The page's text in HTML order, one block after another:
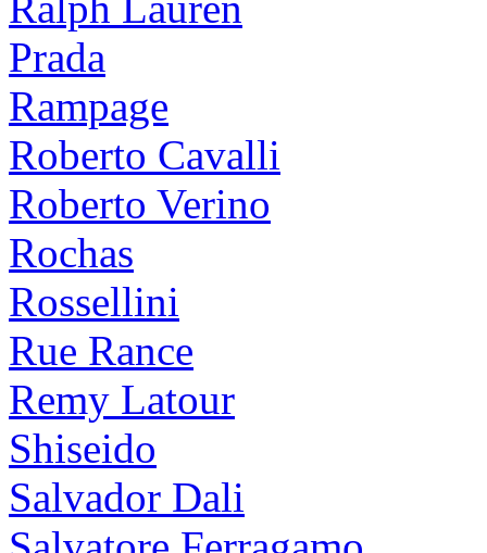
Prada
Rampage
Roberto Cavalli
Roberto Verino
Rochas
Rossellini
Rue Rance
Remy Latour
Shiseido
Salvador Dali